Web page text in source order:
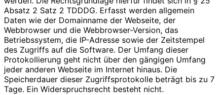
Absatz 2 Satz 2 TDDDG. Erfasst werden allgemein
Daten wie der Domainname der Webseite, der
Webbrowser und die Webbrowser-Version, das
Betriebssystem, die IP-Adresse sowie der Zeitstempel
des Zugriffs auf die Software. Der Umfang dieser
Protokollierung geht nicht über den gängigen Umfang
jeder anderen Webseite im Internet hinaus. Die
Speicherdauer dieser Zugriffsprotokolle beträgt bis zu 7
Tage. Ein Widerspruchsrecht besteht nicht.